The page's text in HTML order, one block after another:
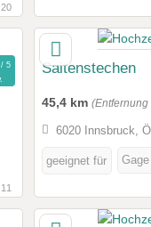
20
11
Saitenstechen
45,4 km (Entfernung
6020 Innsbruck,
geeignet für Gage